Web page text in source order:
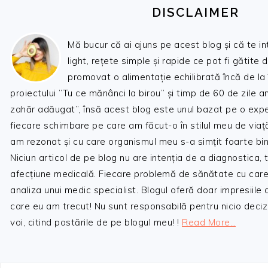
DISCLAIMER
Mă bucur că ai ajuns pe acest blog și că te
light, rețete simple și rapide ce pot fi gătite
promovat o alimentație echilibrată încă de
proiectului ”Tu ce mănânci la birou” și timp de 60 de zile
zahăr adăugat”, însă acest blog este unul bazat pe o
fiecare schimbare pe care am făcut-o în stilul meu de
am rezonat și cu care organismul meu s-a simțit foarte
Niciun articol de pe blog nu are intenția de a diagnostica,
afecțiune medicală. Fiecare problemă de sănătate cu
analiza unui medic specialist. Blogul oferă doar impresiile
care eu am trecut! Nu sunt responsabilă pentru nicio
voi, citind postările de pe blogul meu! ! Read More…